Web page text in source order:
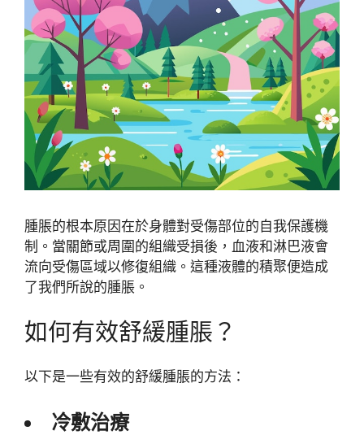
腫脹的根本原因在於身體對受傷部位的自我保護機
制。當關節或周圍的組織受損後，血液和淋巴液會
流向受傷區域以修復組織。這種液體的積聚便造成
了我們所說的腫脹。
如何有效舒緩腫脹？
以下是一些有效的舒緩腫脹的方法：
冷敷治療